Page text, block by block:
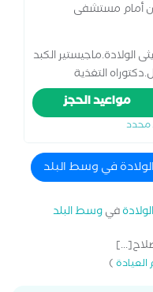
أمام مستشفى
الولادة.ماجيستير الكبد
التغذية
مواعيد الحجز
محدد
في وسط البلد
فيوسط البلد
)